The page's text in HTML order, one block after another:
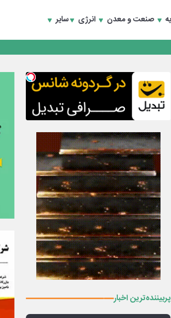
صنعت و معدن انرژی سایر
اصفهان
پربیننده‌ترین اخبار